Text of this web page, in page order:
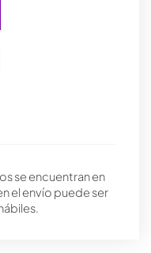
se encuentran en
el envío puede ser